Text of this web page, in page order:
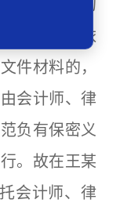
文件材料的
名录股东依
件材料的，
会计师、律
负有保密义
。故在王某
会计师、律